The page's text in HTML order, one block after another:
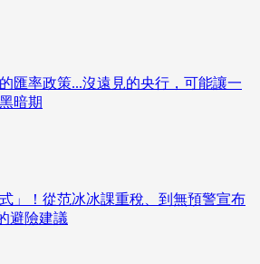
匯率政策...沒遠見的央行，可能讓一
暗期
」！從范冰冰課重稅、到無預警宣布
避險建議